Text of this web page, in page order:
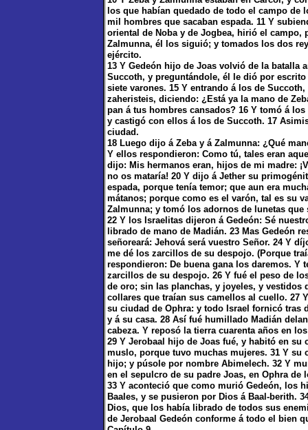
los que habían quedado de todo el campo
mil hombres que sacaban espada. 11 Y
oriental de Noba y de Jogbea, hirió el campo,
Zalmunna, él los siguió; y tomados los dos
ejército.
13 Y Gedeón hijo de Joas volvió de la batalla
Succoth, y preguntándole, él le dió por
siete varones. 15 Y entrando á los de
zaheristeis, diciendo: ¿Está ya la mano de
pan á tus hombres cansados? 16 Y tomó á
y castigó con ellos á los de Succoth. 17
ciudad.
18 Luego dijo á Zeba y á Zalmunna: ¿Qué
Y ellos respondieron: Como tú, tales eran
dijo: Mis hermanos eran, hijos de mi madre:
no os mataría! 20 Y dijo á Jether su
espada, porque tenía temor; que aun era
mátanos; porque como es el varón, tal es su
Zalmunna; y tomó los adornos de lunetas
22 Y los Israelitas dijeron á Gedeón: Sé
librado de mano de Madián. 23 Mas Gedeón
señoreará: Jehová será vuestro Señor. 24 Y
me dé los zarcillos de su despojo. (Porque
respondieron: De buena gana los daremos. Y
zarcillos de su despojo. 26 Y fué el peso de
de oro; sin las planchas, y joyeles, y vestidos
collares que traían sus camellos al cuello. 27
su ciudad de Ophra: y todo Israel fornicó tras
y á su casa. 28 Así fué humillado Madián
cabeza. Y reposó la tierra cuarenta años en
29 Y Jerobaal hijo de Joas fué, y habitó en su
muslo, porque tuvo muchas mujeres. 31 Y su
hijo; y púsole por nombre Abimelech. 32 Y
en el sepulcro de su padre Joas, en Ophra de
33 Y aconteció que como murió Gedeón, los
Baales, y se pusieron por Dios á Baal-berith.
Dios, que los había librado de todos sus
de Jerobaal Gedeón conforme á todo el bien